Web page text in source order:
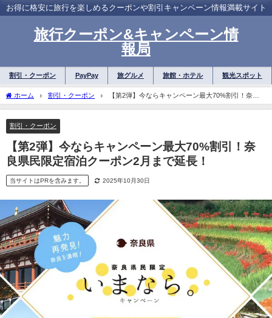
お得に格安に旅行を楽しめるクーポンや割引キャンペーン情報満載サイト
旅行クーポン&キャンペーン情
報局
割引・クーポン PayPay 旅グルメ 旅館・ホテル 観光スポット
ホーム 割引・クーポン
【第2弾】今ならキャンペーン最大70%割引！奈良
県民限定宿泊クーポン2月まで延長！
割引・クーポン
【第2弾】今ならキャンペーン最大70%割引！奈
良県民限定宿泊クーポン2月まで延長！
当サイトはPRを含みます。 2025年10月30日